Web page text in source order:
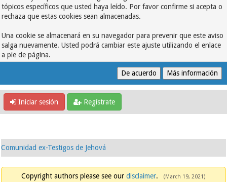
tópicos específicos que usted haya leído. Por favor confirme si acepta o
rechaza que estas cookies sean almacenadas.
Una cookie se almacenará en su navegador para prevenir que este aviso
salga nuevamente. Usted podrá cambiar este ajuste utilizando el enlace
a pie de página.
Iniciar sesión Regístrate
Comunidad ex-Testigos de Jehová
Copyright authors please see our disclaimer. (March 19, 2021)